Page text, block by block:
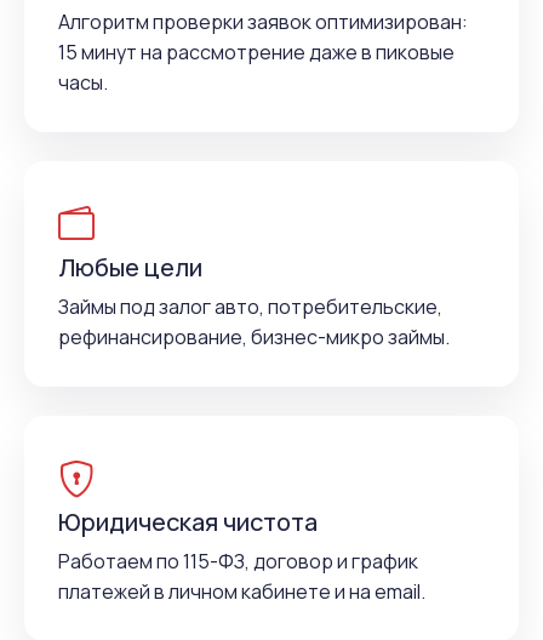
Алгоритм проверки заявок оптимизирован:
15 минут на рассмотрение даже в пиковые
часы.
Любые цели
Займы под залог авто, потребительские,
рефинансирование, бизнес-микро займы.
Юридическая чистота
Работаем по 115-ФЗ, договор и график
платежей в личном кабинете и на email.